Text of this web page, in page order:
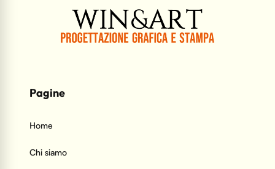
Pagine
Home
Chi siamo